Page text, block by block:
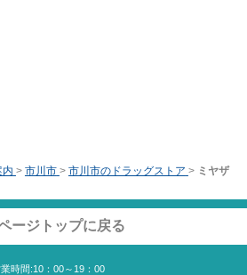
内 > 市川市 > 市川市のドラッグストア > ミヤザ
ージトップに戻る
時間:10：00～19：00